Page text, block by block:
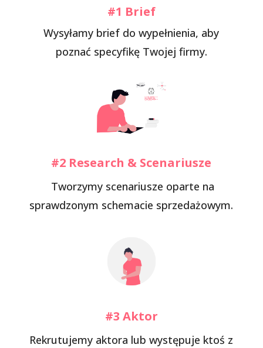
#1 Brief
Wysyłamy brief do wypełnienia, aby
poznać specyfikę Twojej firmy.
#2 Research & Scenariusze
Tworzymy scenariusze oparte na
sprawdzonym schemacie sprzedażowym.
#3 Aktor
Rekrutujemy aktora lub występuje ktoś z